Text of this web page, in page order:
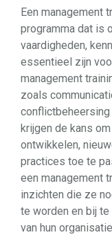
Een management
programma dat is
vaardigheden,
essentieel zijn
management
zoals
krijgen de kans
ontwikkelen,
practices toe te
een management
inzichten die ze
te worden en bij
van hun